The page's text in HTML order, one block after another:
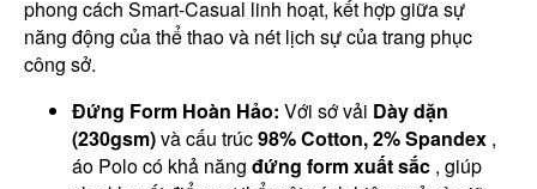
phong cách Smart-Casual linh hoạt, kết hợp giữa sự
năng động của thể thao và nét lịch sự của trang phục
công sở.
Đứng Form Hoàn Hảo: Với sớ vải Dày dặn
(230gsm)và cấu trúc98% Cotton, 2% Spandex ,
áo Polo có khả năng đứng form xuất sắc , giúp